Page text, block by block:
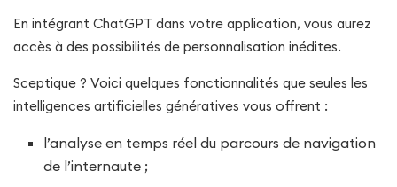
En intégrant ChatGPT dans votre application, vous aurez
accès à des possibilités de personnalisation inédites.
Sceptique ? Voici quelques fonctionnalités que seules les
intelligences artificielles génératives vous offrent :
l’analyse en temps réel du parcours de navigation
de l’internaute ;